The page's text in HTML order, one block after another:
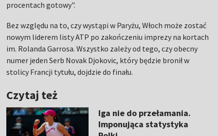
procentach gotowy".
Bez względu na to, czy wystąpi w Paryżu, Włoch może zostać
nowym liderem listy ATP po zakończeniu imprezy na kortach
im. Rolanda Garrosa. Wszystko zależy od tego, czy obecny
numer jeden Serb Novak Djokovic, który będzie bronił w
stolicy Francji tytułu, dojdzie do finału.
Czytaj też
Iga nie do przełamania.
Imponująca statystyka